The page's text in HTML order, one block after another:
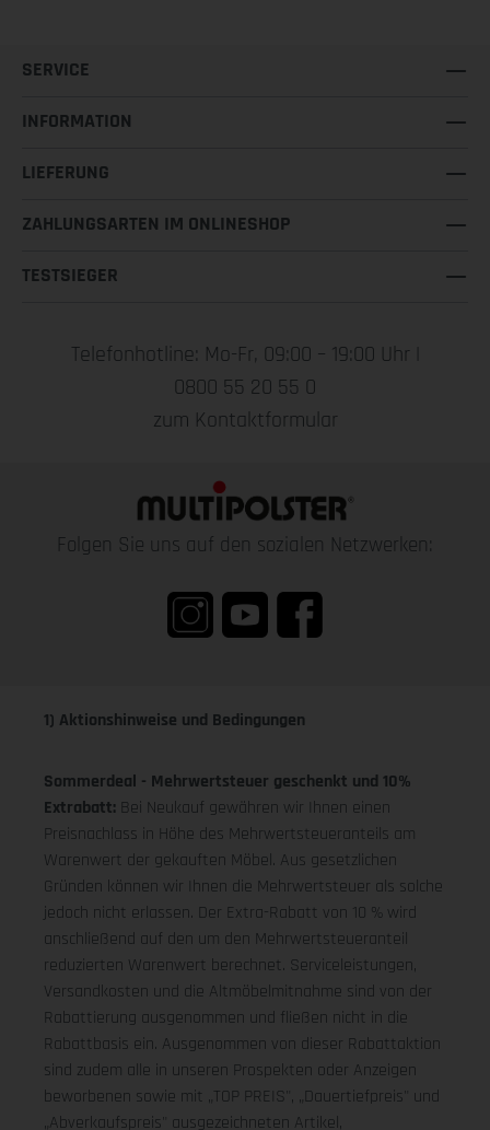
SERVICE
INFORMATION
LIEFERUNG
ZAHLUNGSARTEN IM ONLINESHOP
TESTSIEGER
Telefonhotline: Mo-Fr, 09:00 – 19:00 Uhr |
0800 55 20 55 0
zum Kontaktformular
Folgen Sie uns auf den sozialen Netzwerken:
1) Aktionshinweise und Bedingungen
Sommerdeal - Mehrwertsteuer geschenkt und 10%
Extrabatt: Bei Neukauf gewähren wir Ihnen einen
Preisnachlass in Höhe des Mehrwertsteueranteils am
Warenwert der gekauften Möbel. Aus gesetzlichen
Gründen können wir Ihnen die Mehrwertsteuer als solche
jedoch nicht erlassen. Der Extra-Rabatt von 10 % wird
anschließend auf den um den Mehrwertsteueranteil
reduzierten Warenwert berechnet. Serviceleistungen,
Versandkosten und die Altmöbelmitnahme sind von der
Rabattierung ausgenommen und fließen nicht in die
Rabattbasis ein. Ausgenommen von dieser Rabattaktion
sind zudem alle in unseren Prospekten oder Anzeigen
beworbenen sowie mit „TOP PREIS", „Dauertiefpreis" und
„Abverkaufspreis" ausgezeichneten Artikel,